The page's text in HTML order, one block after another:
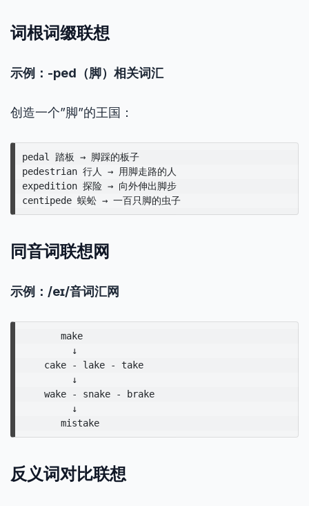
词根词缀联想
示例：-ped（脚）相关词汇
创造一个”脚”的王国：
pedal 踏板 → 脚踩的板子
pedestrian 行人 → 用脚走路的人
expedition 探险 → 向外伸出脚步
centipede 蜈蚣 → 一百只脚的虫子
同音词联想网
示例：/eɪ/音词汇网
       make
         ↓
    cake - lake - take
         ↓
    wake - snake - brake
         ↓
       mistake
反义词对比联想